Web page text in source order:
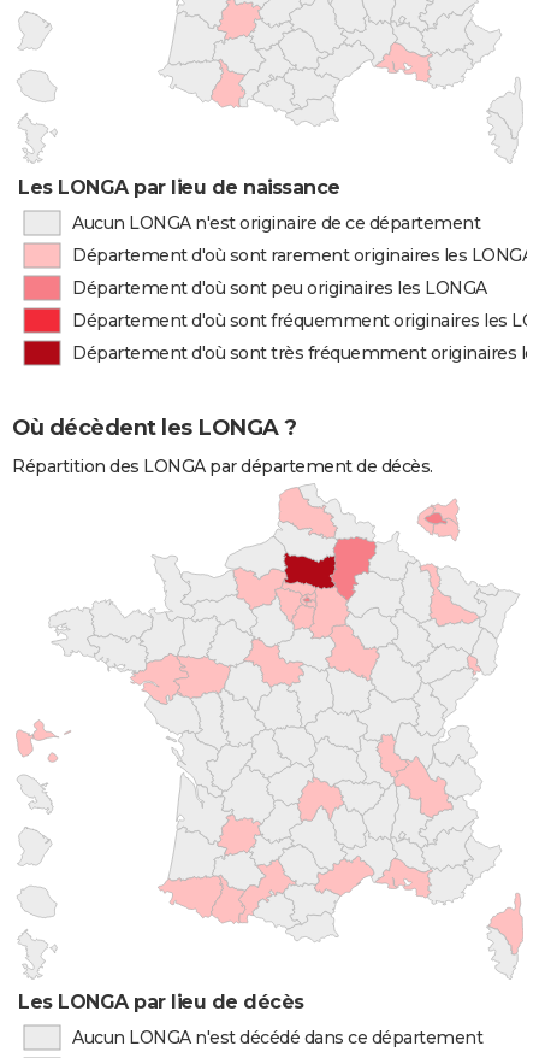
Les LONGA par lieu de naissance
Aucun LONGA n'est originaire de ce département
Département d'où sont rarement originaires les LONGA
Département d'où sont peu originaires les LONGA
Département d'où sont fréquemment originaires les
Département d'où sont très fréquemment originaires
Où décèdent les LONGA ?
Répartition des LONGA par département de décès.
Les LONGA par lieu de décès
Aucun LONGA n'est décédé dans ce département